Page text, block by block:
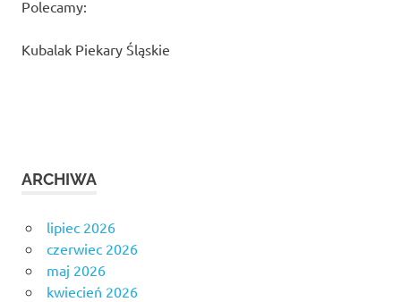
Polecamy:
Kubalak Piekary Śląskie
ARCHIWA
lipiec 2026
czerwiec 2026
maj 2026
kwiecień 2026